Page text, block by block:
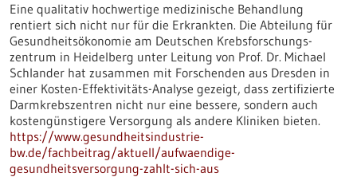
Eine qualitativ hochwertige medizinische Behandlung
rentiert sich nicht nur für die Erkrankten. Die Abteilung für
Gesundheitsökonomie am Deutschen Krebsforschungs-
zentrum in Heidelberg unter Leitung von Prof. Dr. Michael
Schlander hat zusammen mit Forschenden aus Dresden in
einer Kosten-Effektivitäts-Analyse gezeigt, dass zertifizierte
Darmkrebszentren nicht nur eine bessere, sondern auch
kostengünstigere Versorgung als andere Kliniken bieten.
https://www.gesundheitsindustrie-
bw.de/fachbeitrag/aktuell/aufwaendige-
gesundheitsversorgung-zahlt-sich-aus